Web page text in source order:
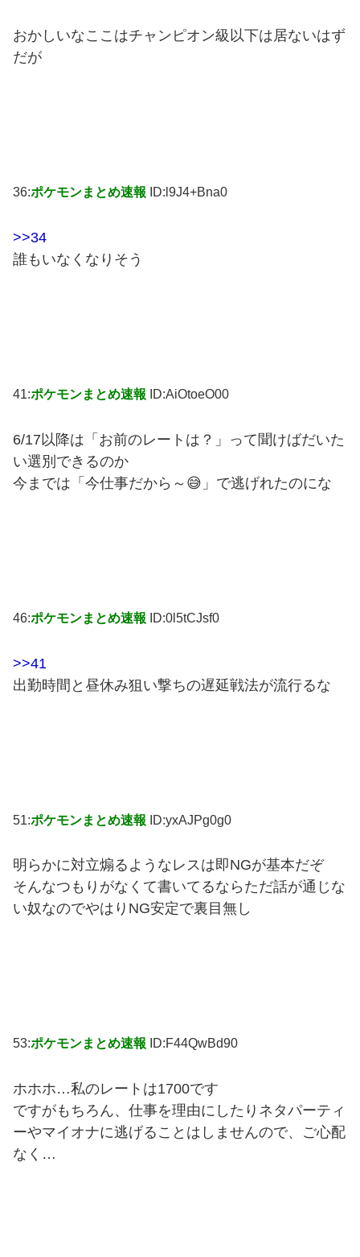
おかしいなここはチャンピオン級以下は居ないはず
だが
36:ポケモンまとめ速報 ID:l9J4+Bna0
>>34
誰もいなくなりそう
41:ポケモンまとめ速報 ID:AiOtoeO00
6/17以降は「お前のレートは？」って聞けばだいた
い選別できるのか
今までは「今仕事だから～😅」で逃げれたのにな
46:ポケモンまとめ速報 ID:0l5tCJsf0
>>41
出勤時間と昼休み狙い撃ちの遅延戦法が流行るな
51:ポケモンまとめ速報 ID:yxAJPg0g0
明らかに対立煽るようなレスは即NGが基本だぞ
そんなつもりがなくて書いてるならただ話が通じな
い奴なのでやはりNG安定で裏目無し
53:ポケモンまとめ速報 ID:F44QwBd90
ホホホ…私のレートは1700です
ですがもちろん、仕事を理由にしたりネタパーティ
ーやマイオナに逃げることはしませんので、ご心配
なく…